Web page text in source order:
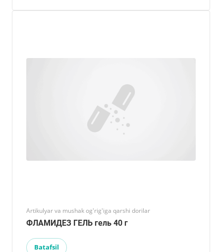
Artikulyar va mushak og'rig'iga qarshi dorilar
ФЛАМИДЕЗ ГЕЛЬ гель 40 г
Batafsil